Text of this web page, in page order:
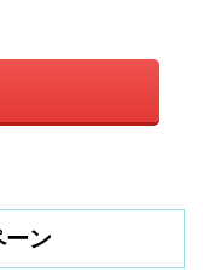
ーン